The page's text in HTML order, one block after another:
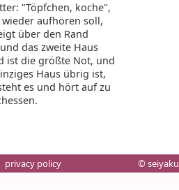
"Töpfchen, koche",
aufhören soll,
über den Rand
das zweite Haus
ist die größte Not, und
Haus übrig ist,
es und hört auf zu
privacy policy © seiyaku